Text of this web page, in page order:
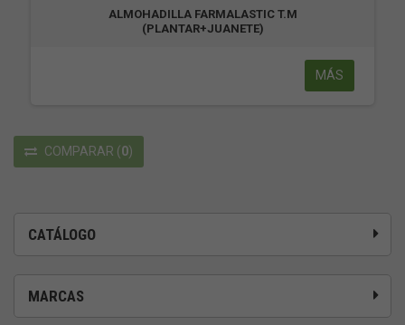
CATÁLOGO
MARCAS
ALMOHADILLA FARMALASTIC T.M
(PLANTAR+JUANETE)
MÁS
COMPARAR (0)